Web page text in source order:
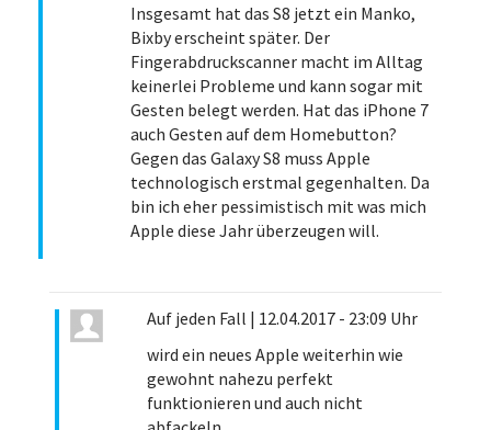
Insgesamt hat das S8 jetzt ein Manko,
Bixby erscheint später. Der
Fingerabdruckscanner macht im Alltag
keinerlei Probleme und kann sogar mit
Gesten belegt werden. Hat das iPhone 7
auch Gesten auf dem Homebutton?
Gegen das Galaxy S8 muss Apple
technologisch erstmal gegenhalten. Da
bin ich eher pessimistisch mit was mich
Apple diese Jahr überzeugen will.
Auf jeden Fall | 12.04.2017 - 23:09 Uhr
wird ein neues Apple weiterhin wie
gewohnt nahezu perfekt
funktionieren und auch nicht